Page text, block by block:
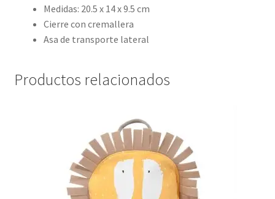
Medidas: 20.5 x 14 x 9.5 cm
Cierre con cremallera
Asa de transporte lateral
Productos relacionados